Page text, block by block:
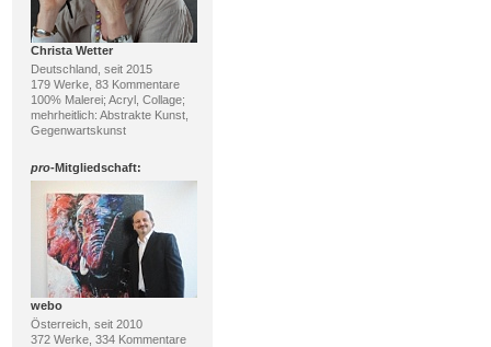
Christa Wetter
Deutschland, seit 2015
179 Werke, 83 Kommentare
100% Malerei; Acryl, Collage;
mehrheitlich: Abstrakte Kunst,
Gegenwartskunst
pro-Mitgliedschaft:
webo
Österreich, seit 2010
372 Werke, 334 Kommentare